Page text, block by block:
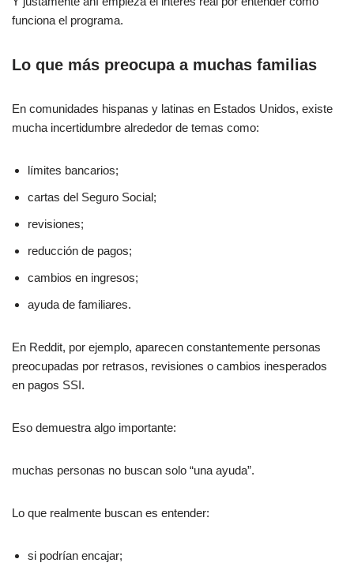
funciona el programa.
Lo que más preocupa a muchas familias
En comunidades hispanas y latinas en Estados Unidos, existe
mucha incertidumbre alrededor de temas como:
límites bancarios;
cartas del Seguro Social;
revisiones;
reducción de pagos;
cambios en ingresos;
ayuda de familiares.
En Reddit, por ejemplo, aparecen constantemente personas
preocupadas por retrasos, revisiones o cambios inesperados
en pagos SSI.
Eso demuestra algo importante:
muchas personas no buscan solo “una ayuda”.
Lo que realmente buscan es entender:
si podrían encajar;